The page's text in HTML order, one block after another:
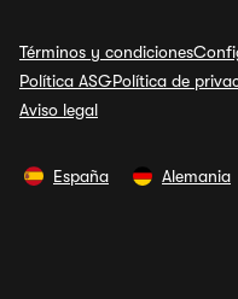
Términos y condiciones
Política ASGPolítica de
Aviso legal
España Alemania